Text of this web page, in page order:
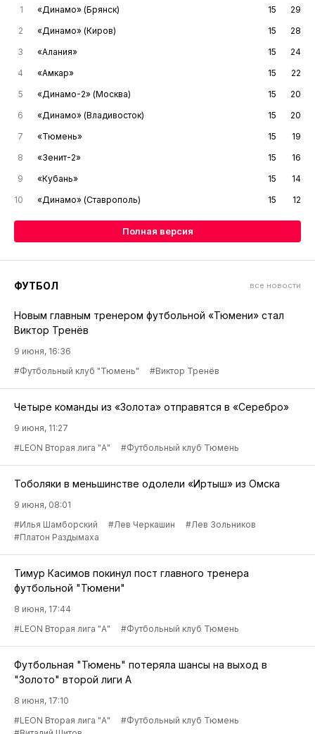
1 «Динамо» (Брянск) 15
29
2
«Динамо» (Киров) 15
28
3
«Алания» 15
24
4
«Амкар» 15
22
5
«Динамо-2» (Москва) 15
20
6
«Динамо» (Владивосток) 15
20
7
«Тюмень» 15
19
8
«Зенит-2» 15
16
9
«Кубань» 15
14
10
«Динамо» (Ставрополь) 15 12
Полная версия
ФУТБОЛ все новости
Новым главным тренером футбольной «Тюмени» стал
Виктор Тренёв
9 июня, 16:36
#Футбольный клуб "Тюмень"
#Виктор Тренёв
Четыре команды из «Золота» отправятся в «Серебро»
9 июня, 11:27
#LEON Вторая лига "А"
#Футбольный клуб Тюмень
Тоболяки в меньшинстве одолели «Иртыш» из Омска
9 июня, 08:01
#Илья Шамборский
#Лев Черкашин
#Лев Зольников
#Платон Раздымаха
Тимур Касимов покинул пост главного тренера
футбольной "Тюмени"
8 июня, 17:44
#LEON Вторая лига "А"
#Футбольный клуб Тюмень
Футбольная "Тюмень" потеряла шансы на выход в
"Золото" второй лиги А
8 июня, 17:10
#LEON Вторая лига "А"
#Футбольный клуб Тюмень